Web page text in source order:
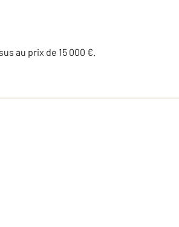
au prix de 15 000 €.